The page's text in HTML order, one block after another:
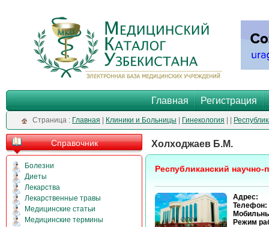
Главная Регистрация
Cтраница : Главная Клиники и Больницы Гинекология
Справочник
Болезни
Диеты
Лекарства
Лекарственные травы
Медицинские статьи
Медицинские термины
Холходжаев Б.М.
Республиканский
Адрес:
Телефон:
Режим